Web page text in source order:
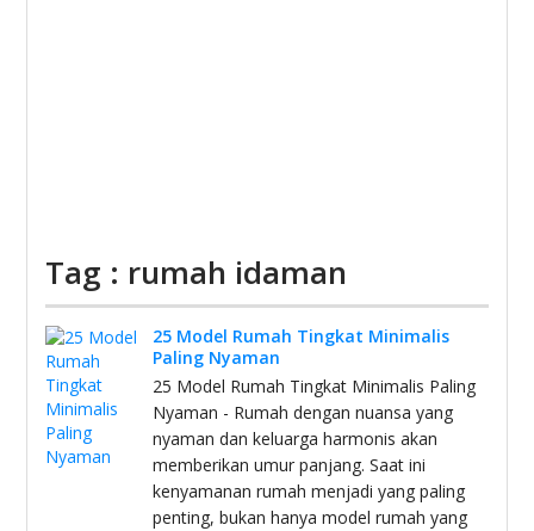
Tag : rumah idaman
25 Model Rumah Tingkat Minimalis
Paling Nyaman
25 Model Rumah Tingkat Minimalis Paling
Nyaman - Rumah dengan nuansa yang
nyaman dan keluarga harmonis akan
memberikan umur panjang. Saat ini
kenyamanan rumah menjadi yang paling
penting, bukan hanya model rumah yang